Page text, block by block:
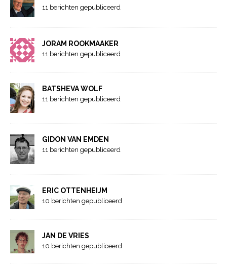
11 berichten gepubliceerd
JORAM ROOKMAAKER
11 berichten gepubliceerd
BATSHEVA WOLF
11 berichten gepubliceerd
GIDON VAN EMDEN
11 berichten gepubliceerd
ERIC OTTENHEIJM
10 berichten gepubliceerd
JAN DE VRIES
10 berichten gepubliceerd